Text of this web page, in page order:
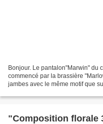
Bonjour. Le pantalon"Marwin" du
commencé par la brassière
jambes avec le même motif que
"Composition florale